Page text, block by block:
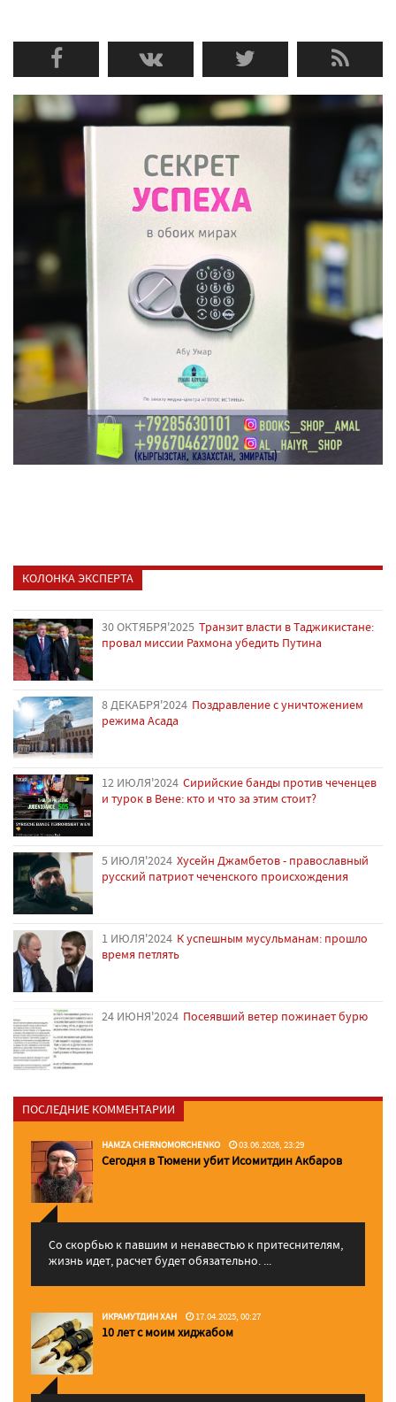
КОЛОНКА ЭКСПЕРТА
30 ОКТЯБРЯ'2025 Транзит власти в Таджикистане:
провал миссии Рахмона убедить Путина
8 ДЕКАБРЯ'2024 Поздравление с уничтожением
режима Асада
12 ИЮЛЯ'2024 Сирийские банды против чеченцев
и турок в Вене: кто и что за этим стоит?
5 ИЮЛЯ'2024 Хусейн Джамбетов - православный
русский патриот чеченского происхождения
1 ИЮЛЯ'2024 К успешным мусульманам: прошло
время петлять
24 ИЮНЯ'2024 Посеявший ветер пожинает бурю
ПОСЛЕДНИЕ КОММЕНТАРИИ
HAMZA CHERNOMORCHENKO 03.06.2026, 23:29
Сегодня в Тюмени убит Исомитдин Акбаров
Со скорбью к павшим и ненавестью к притеснителям,
жизнь идет, расчет будет обязательно. ...
ИКРАМУТДИН ХАН 17.04.2025, 00:27
10 лет с моим хиджабом